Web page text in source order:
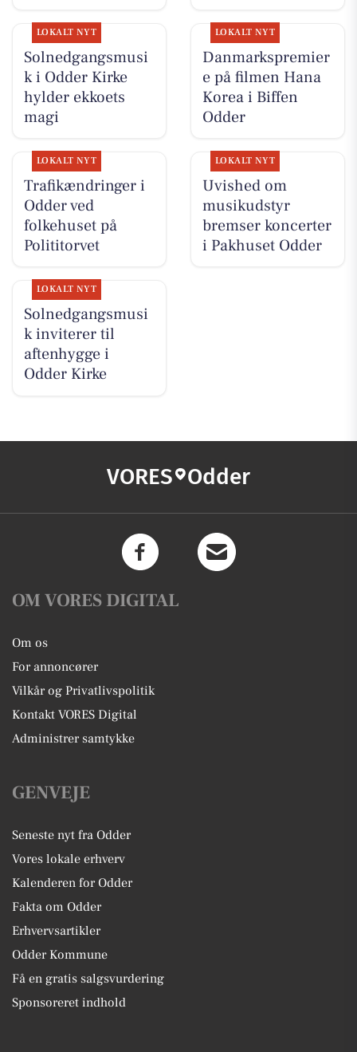
LOKALT NYT
Solnedgangsmusi
k i Odder Kirke
hylder ekkoets
magi
LOKALT NYT
Danmarkspremier
e på filmen Hana
Korea i Biffen
Odder
LOKALT NYT
Trafikændringer i
Odder ved
folkehuset på
Polititorvet
LOKALT NYT
Uvished om
musikudstyr
bremser koncerter
i Pakhuset Odder
LOKALT NYT
Solnedgangsmusi
k inviterer til
aftenhygge i
Odder Kirke
VORES Odder
OM VORES DIGITAL
Om os
For annoncører
Vilkår og Privatlivspolitik
Kontakt VORES Digital
Administrer samtykke
GENVEJE
Seneste nyt fra Odder
Vores lokale erhverv
Kalenderen for Odder
Fakta om Odder
Erhvervsartikler
Odder Kommune
Få en gratis salgsvurdering
Sponsoreret indhold